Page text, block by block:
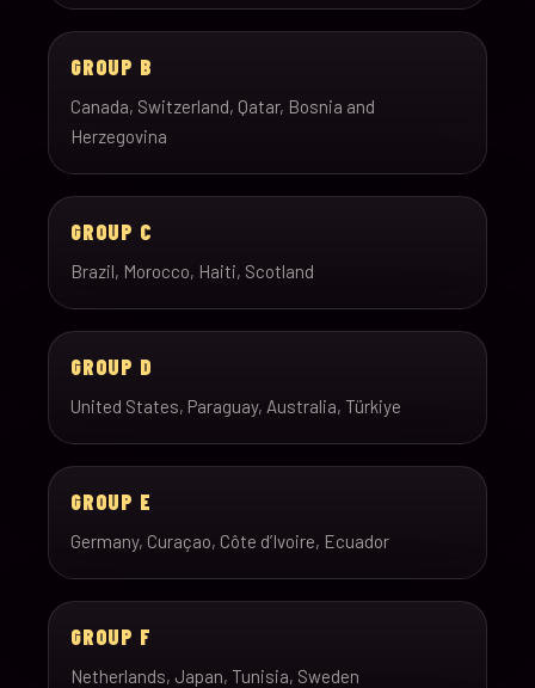
GROUP B
Canada, Switzerland, Qatar, Bosnia and
Herzegovina
GROUP C
Brazil, Morocco, Haiti, Scotland
GROUP D
United States, Paraguay, Australia, Türkiye
GROUP E
Germany, Curaçao, Côte d’Ivoire, Ecuador
GROUP F
Netherlands, Japan, Tunisia, Sweden